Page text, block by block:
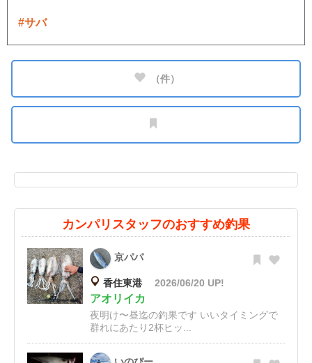
#サバ
（件）
カンパリスタッフのおすすめ釣果
京パパ
香住東港 2026/06/20 UP!
アオリイカ
夜明け〜昼迄の釣果です いいタイミングで
群れにあたり2杯ヒッ...